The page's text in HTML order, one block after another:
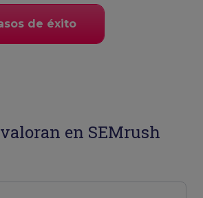
de éxito
en SEMrush